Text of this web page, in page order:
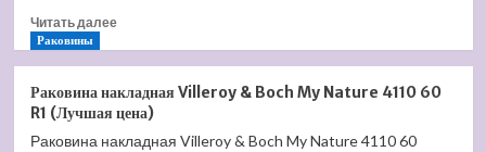
5361
01
цена)
Читать далееПрочитать
Duravit
Starck
3
Раковины
Раковина накладная Villeroy & Boch My Nature 4110 60
R1 (Лучшая цена)
Раковина накладная Villeroy & Boch My Nature 4110 60